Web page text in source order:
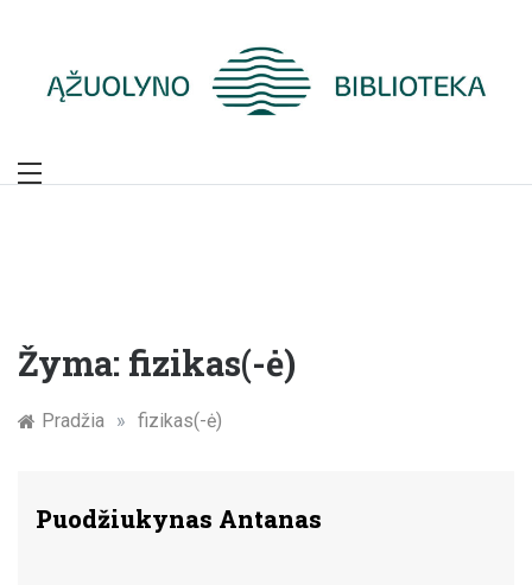
Žymūs Kauno
Žyma: fizikas(-ė)
Pradžia » fizikas(-ė)
Puodžiukynas Antanas